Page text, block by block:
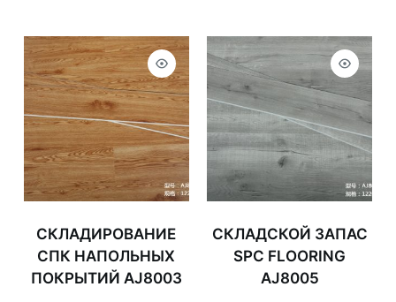
СКЛАДИРОВАНИЕ
СПК НАПОЛЬНЫХ
ПОКРЫТИЙ AJ8003
СКЛАДСКОЙ ЗАПАС
SPC FLOORING
AJ8005